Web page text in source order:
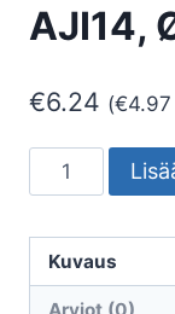
AJI14,
€6.24 (€4.97
ABB
40
Kuvaus